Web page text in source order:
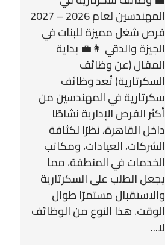
المهندسين لعام 2026 – 2027
فرص شغل مميزة للبنات في
الجيزة والدقي 👩‍💼 بداية
المقال (عن وظائف
السكرتارية) تُعد وظائف
سكرتارية في المهندسين من
أكثر الفرص الإدارية نشاطًا
داخل القاهرة، نظرًا لكثافة
الشركات، العيادات، ومكاتب
الخدمات في المنطقة، مما
يجعل الطلب على السكرتارية
والاستقبال مستمرًا طوال
الوقت. هذا النوع من الوظائف
لا...